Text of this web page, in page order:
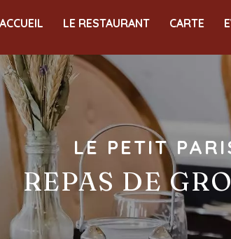
ACCUEIL LE RESTAURANT CARTE
LE PETIT
REPAS DE